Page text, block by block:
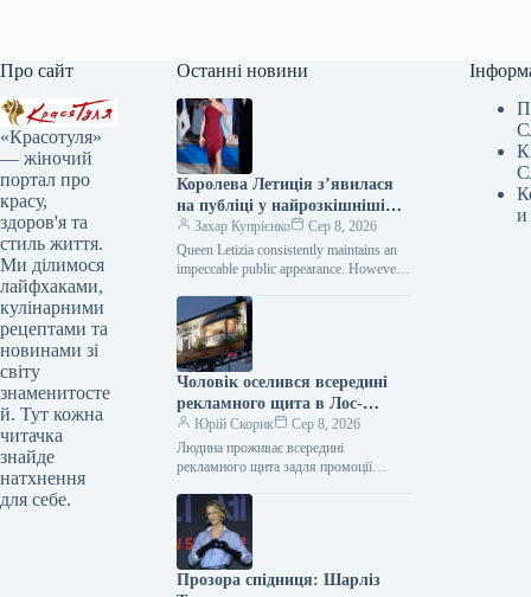
Про сайт
«Красотуля»
— жіночий
портал про
красу,
здоров'я та
стиль життя.
Ми ділимося
лайфхаками,
кулінарними
рецептами та
новинами зі
світу
знаменитосте
й. Тут кожна
читачка
знайде
натхнення
для себе.
Останні новини
Королева Летиція з’явилася
на публіці у найрозкішнішій
сукні цього літа
Захар Купрієнко
Сер 8, 2026
Queen Letizia consistently maintains an
impeccable public appearance. However,
managed to surprise everyone.…
Чоловік оселився всередині
рекламного щита в Лос-
Анджелесі — Netflix рекламує
фільм “Останній дім” —
культурні новини.
Юрій Скорик
Сер 8, 2026
Людина проживає всередині
рекламного щита задля промоції
YouTube Чоловік перебуватиме в
імпровізованій вітальні протягом…
Прозора спідниця: Шарліз
и